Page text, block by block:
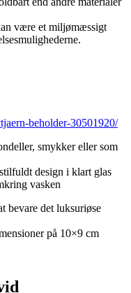
være et miljømæssigt
beholder-30501920/
smykker eller som
design i klart glas
vasken
bevare det luksuriøse
på 10×9 cm